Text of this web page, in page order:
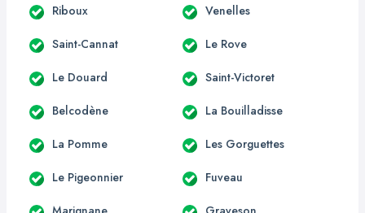
Riboux Venelles
Saint-Cannat Le Rove
Le Douard Saint-Victoret
Belcodène La Bouilladisse
La Pomme Les Gorguettes
Le Pigeonnier Fuveau